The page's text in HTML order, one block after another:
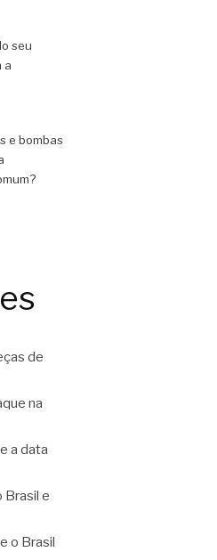
seu
a
e bombas
de
na
a data
Brasil e
o Brasil